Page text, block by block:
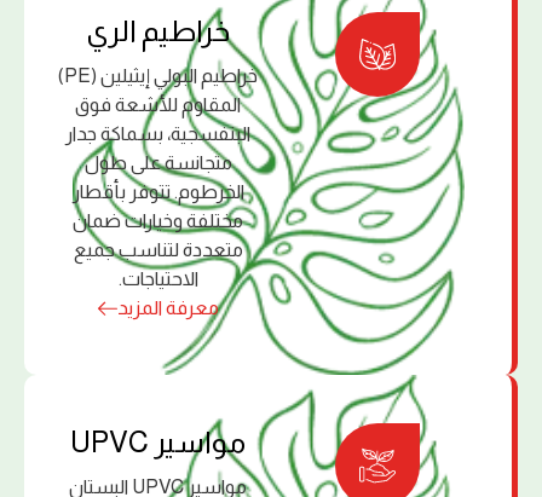
ﺧﺮاﻃﻴﻢ اﻟﺮي
خراطيم البولي إﻳﺜﻴﻠﻴﻦ (PE)
اﻟﻤﻘﺎوم ﻟﻸﺷﻌﺔ ﻓﻮق
اﻟﺒﻨﻔﺴﺠﻴﺔ، ﺑﺴﻤﺎﻛﺔ ﺟﺪار
ﻣﺘﺠﺎﻧﺴﺔ ﻋﻠﻰ ﻃﻮل
اﻟﺨﺮﻃﻮم. ﺗﺘﻮﻓﺮ ﺑﺄﻗﻄﺎر
ﻣﺨﺘﻠﻔﺔ وﺧﻴﺎرات ﺿﻤﺎن
ﻣﺘﻌﺪدة ﻟﺘﻨﺎﺳﺐ ﺟﻤﻴﻊ
اﻻﺣﺘﻴﺎﺟﺎت.
معرفة المزيد
ﻣﻮاﺳﻴﺮ UPVC
مواسير UPVC البستان